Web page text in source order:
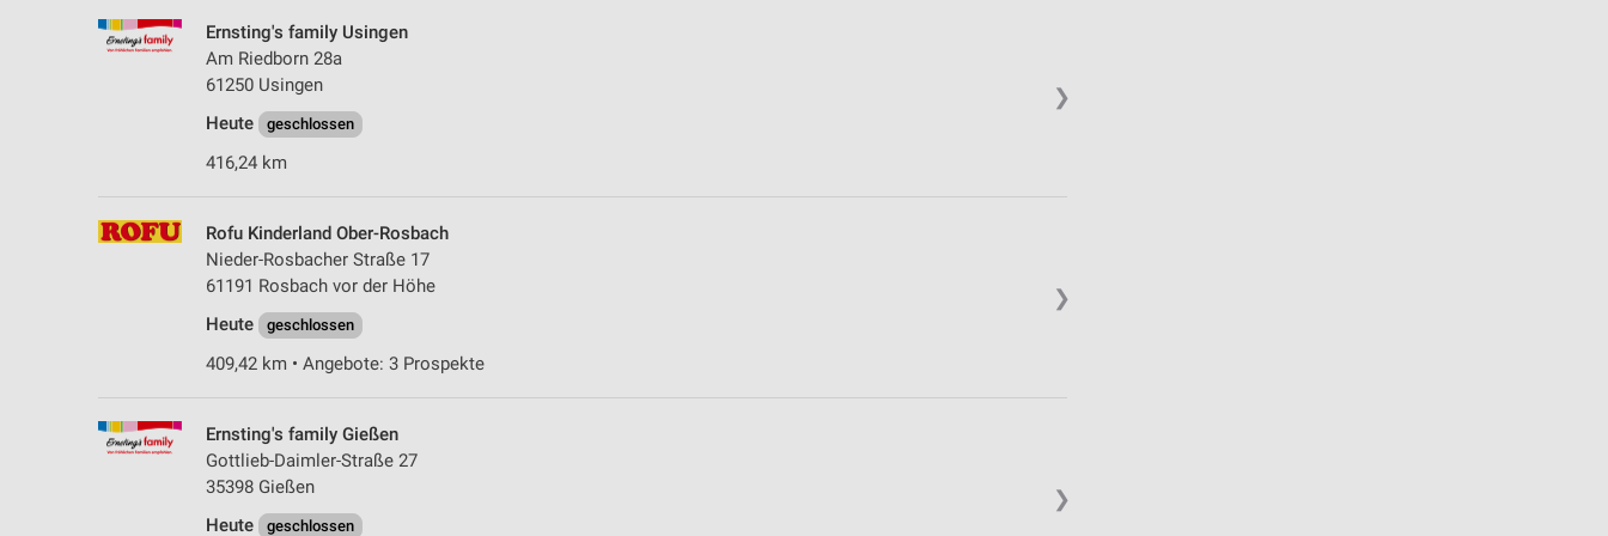
❯
Ernsting's family Usingen
Am Riedborn 28a
61250 Usingen
Heute
geschlossen
416,24 km
❯
Rofu Kinderland Ober-Rosbach
Nieder-Rosbacher Straße 17
61191 Rosbach vor der Höhe
Heute
geschlossen
409,42 km • Angebote: 3 Prospekte
❯
Ernsting's family Gießen
Gottlieb-Daimler-Straße 27
35398 Gießen
Heute
geschlossen